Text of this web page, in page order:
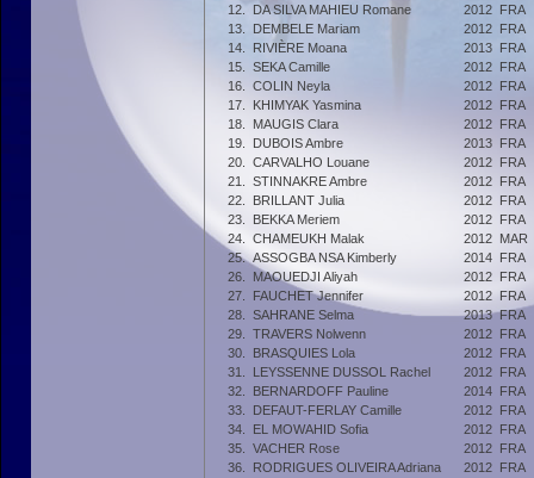
12.
DA SILVA MAHIEU Romane 2012 FRA
13.
DEMBELE Mariam 2012 FRA
14.
RIVIÈRE Moana 2013 FRA
15.
SEKA Camille 2012 FRA
16.
COLIN Neyla 2012 FRA
17.
KHIMYAK Yasmina 2012 FRA
18.
MAUGIS Clara 2012 FRA
19.
DUBOIS Ambre 2013 FRA
20.
CARVALHO Louane 2012 FRA
21.
STINNAKRE Ambre 2012 FRA
22.
BRILLANT Julia 2012 FRA
23.
BEKKA Meriem 2012 FRA
24.
CHAMEUKH Malak 2012 MAR
25. ASSOGBA NSA Kimberly 2014 FRA
26.
MAOUEDJI Aliyah 2012 FRA
27.
FAUCHET Jennifer 2012 FRA
28.
SAHRANE Selma 2013 FRA
29.
TRAVERS Nolwenn 2012 FRA
30.
BRASQUIES Lola 2012 FRA
31.
LEYSSENNE DUSSOL Rachel 2012 FRA
32.
BERNARDOFF Pauline 2014 FRA
33.
DEFAUT-FERLAY Camille 2012 FRA
34.
EL MOWAHID Sofia 2012 FRA
35.
VACHER Rose 2012 FRA
36.
RODRIGUES OLIVEIRA Adriana 2012 FRA